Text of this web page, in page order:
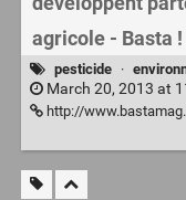
agricole - Basta !
pesticide ·
March 20, 2013 at
http://